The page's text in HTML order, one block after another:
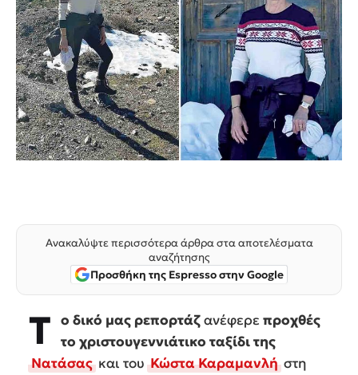
Ανακαλύψτε περισσότερα άρθρα στα αποτελέσματα
αναζήτησης
Προσθήκη της Espresso στην Google
Τ ο δικό μας ρεπορτάζανέφερε προχθές
το χριστουγεννιάτικο ταξίδι της
Νατάσαςκαι τουΚώστα Καραμανλήστη